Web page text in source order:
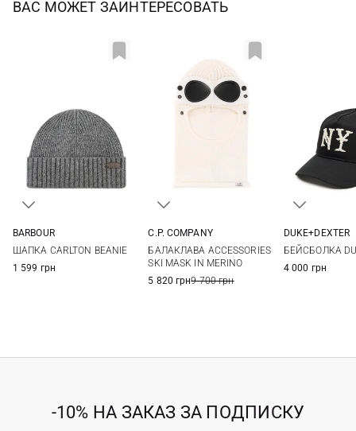
ВАС МОЖЕТ ЗАИНТЕРЕСОВАТЬ
BARBOUR
ШАПКА CARLTON BEANIE
1 599 грн
C.P. COMPANY
БАЛАКЛАВА ACCESSORIES
SKI MASK IN MERINO
5 820 грн9 700 грн
DUKE+DEXTER
БЕЙСБОЛКА
4 000 грн
-10% НА ЗАКАЗ ЗА ПОДПИСКУ